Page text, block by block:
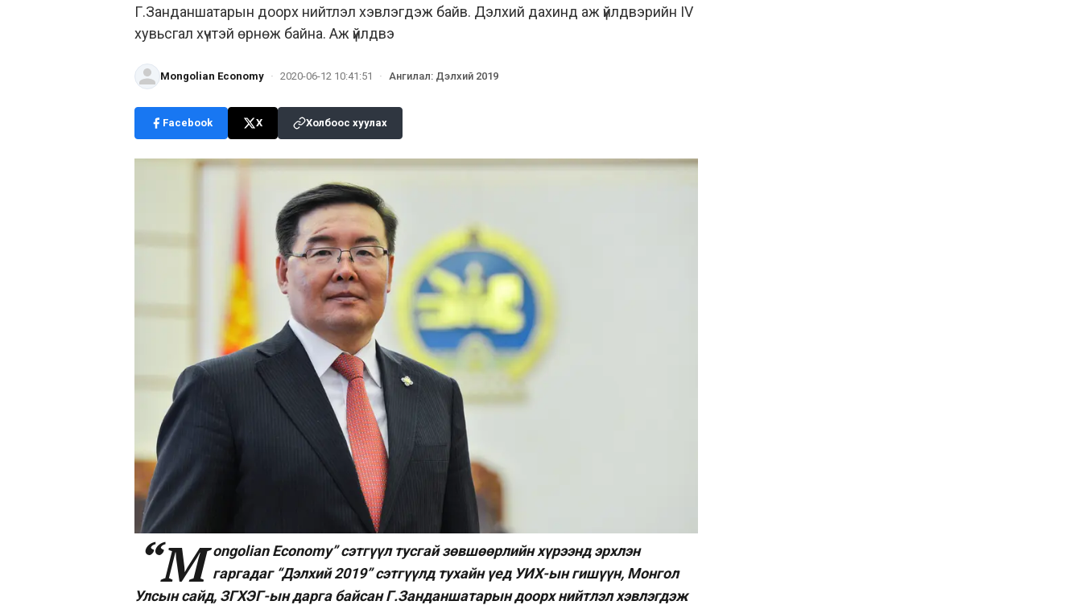
Г.Занданшатарын доорх нийтлэл хэвлэгдэж байв. Дэлхий дахинд аж үйлдвэрийн IV
хувьсгал хүчтэй өрнөж байна. Аж үйлдвэ
Mongolian Economy · 2020-06-12 10:41:51 · Ангилал: Дэлхий 2019
Facebook X Холбоос хуулах
“M ongolian Economy” сэтгүүл тусгай зөвшөөрлийн хүрээнд эрхлэн
гаргадаг “Дэлхий 2019” сэтгүүлд тухайн үед УИХ-ын гишүүн, Монгол
Улсын сайд, ЗГХЭГ-ын дарга байсан Г.Занданшатарын доорх нийтлэл хэвлэгдэж